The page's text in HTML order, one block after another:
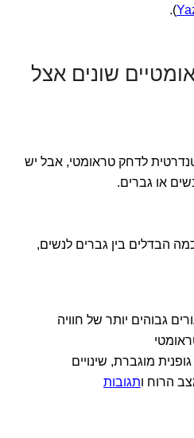
).
שונים אצל
לדחק טראומטי, אבל יש
או גברים.
הבדלים בין גברים לנשים,
גבוהים יותר של חוויה
מוגברת, שינויים
הרוח ותגובות